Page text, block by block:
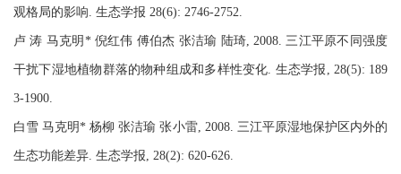
观格局的影响. 生态学报 28(6): 2746-2752.
卢 涛 马克明* 倪红伟 傅伯杰 张洁瑜 陆琦, 2008. 三江平原不同强度
干扰下湿地植物群落的物种组成和多样性变化. 生态学报, 28(5): 189
3-1900.
白雪 马克明* 杨柳 张洁瑜 张小雷, 2008. 三江平原湿地保护区内外的
生态功能差异. 生态学报, 28(2): 620-626.